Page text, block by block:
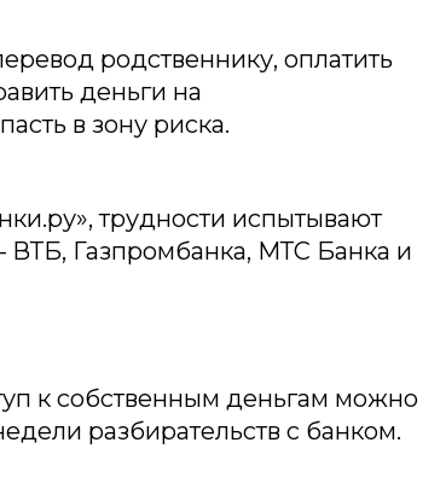
родственнику, оплатить
деньги на
в зону риска.
трудности испытывают
Газпромбанка, МТС Банка и
к собственным деньгам можно
разбирательств с банком.